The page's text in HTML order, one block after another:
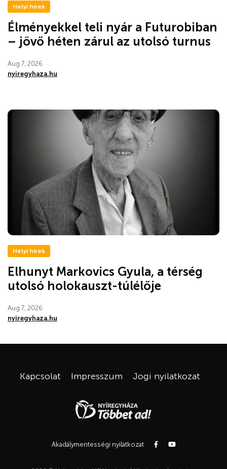
Helyi hírek
Élményekkel teli nyár a Futurobiban
– jövő héten zárul az utolsó turnus
Aug 7, 2026
nyiregyhaza.hu
Helyi hírek
Elhunyt Markovics Gyula, a térség
utolsó holokauszt-túlélője
Aug 7, 2026
nyiregyhaza.hu
Kapcsolat Impresszum Jogi nyilatkozat
Akadálymentességi nyilatkozat